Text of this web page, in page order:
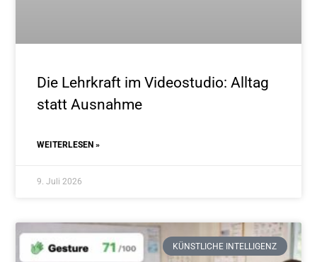
Die Lehrkraft im Videostudio: Alltag
statt Ausnahme
WEITERLESEN »
9. Juli 2026
KÜNSTLICHE INTELLIGENZ